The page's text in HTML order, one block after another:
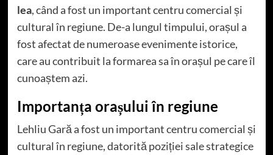
lea, când a fost un important centru comercial și
cultural în regiune. De-a lungul timpului, orașul a
fost afectat de numeroase evenimente istorice,
care au contribuit la formarea sa în orașul pe care îl
cunoaștem azi.
Importanța orașului în regiune
Lehliu Gară a fost un important centru comercial și
cultural în regiune, datorită poziției sale strategice